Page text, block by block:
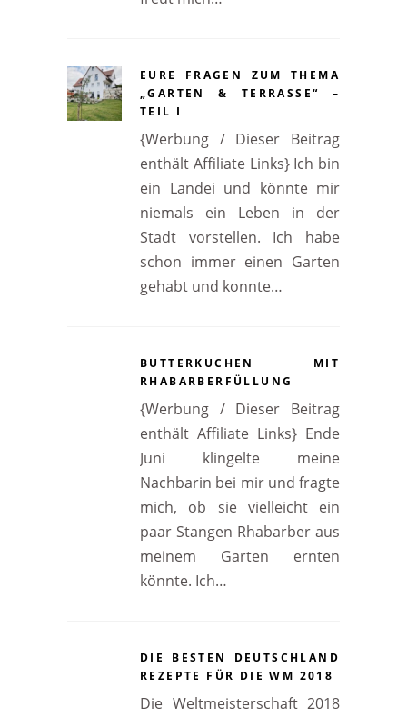
EURE FRAGEN ZUM THEMA
„GARTEN & TERRASSE“ –
TEIL I
{Werbung / Dieser Beitrag
enthält Affiliate Links} Ich bin
ein Landei und könnte mir
niemals ein Leben in der
Stadt vorstellen. Ich habe
schon immer einen Garten
gehabt und konnte…
BUTTERKUCHEN MIT
RHABARBERFÜLLUNG
{Werbung / Dieser Beitrag
enthält Affiliate Links} Ende
Juni klingelte meine
Nachbarin bei mir und fragte
mich, ob sie vielleicht ein
paar Stangen Rhabarber aus
meinem Garten ernten
könnte. Ich…
DIE BESTEN DEUTSCHLAND
REZEPTE FÜR DIE WM 2018
Die Weltmeisterschaft 2018